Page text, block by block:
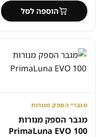
הוספה לסל
מגברי הספק מנורות
מגבר הספק מנורות
PrimaLuna EVO 100